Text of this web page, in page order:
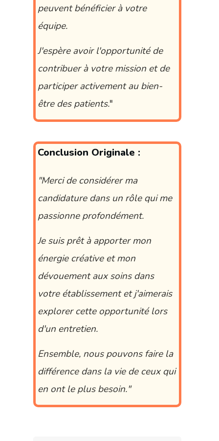
peuvent bénéficier à votre
équipe.
J'espère avoir l'opportunité de
contribuer à votre mission et de
participer activement au bien-
être des patients."
Conclusion Originale :
"Merci de considérer ma
candidature dans un rôle qui me
passionne profondément.
Je suis prêt à apporter mon
énergie créative et mon
dévouement aux soins dans
votre établissement et j'aimerais
explorer cette opportunité lors
d'un entretien.
Ensemble, nous pouvons faire la
différence dans la vie de ceux qui
en ont le plus besoin."